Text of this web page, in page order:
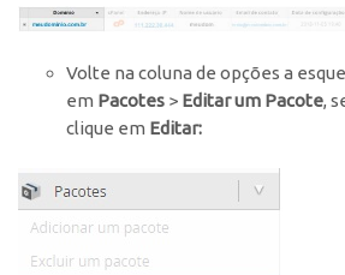
Volte na coluna de opções a
em Pacotes > Editar um Pacote,
clique em Editar: